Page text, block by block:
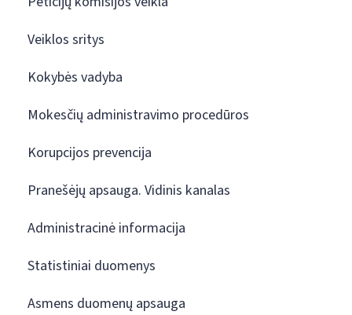
Veiklos sritys
Kokybės vadyba
Mokesčių administravimo procedūros
Korupcijos prevencija
Pranešėjų apsauga. Vidinis kanalas
Administracinė informacija
Statistiniai duomenys
Asmens duomenų apsauga